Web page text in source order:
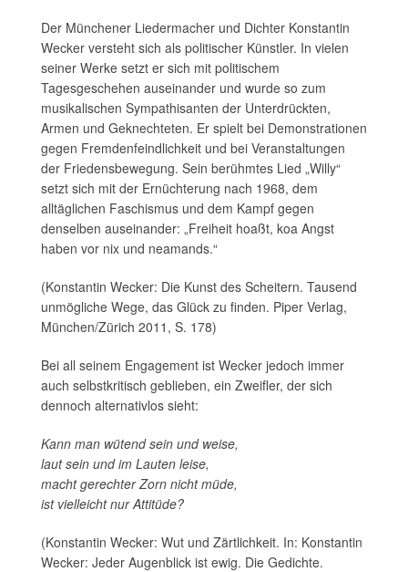
Der Münchener Liedermacher und Dichter Konstantin
Wecker versteht sich als politischer Künstler. In vielen
seiner Werke setzt er sich mit politischem
Tagesgeschehen auseinander und wurde so zum
musikalischen Sympathisanten der Unterdrückten,
Armen und Geknechteten. Er spielt bei Demonstrationen
gegen Fremdenfeindlichkeit und bei Veranstaltungen
der Friedensbewegung. Sein berühmtes Lied „Willy“
setzt sich mit der Ernüchterung nach 1968, dem
alltäglichen Faschismus und dem Kampf gegen
denselben auseinander: „Freiheit hoaßt, koa Angst
haben vor nix und neamands.“
(Konstantin Wecker: Die Kunst des Scheitern. Tausend
unmögliche Wege, das Glück zu finden. Piper Verlag,
München/Zürich 2011, S. 178)
Bei all seinem Engagement ist Wecker jedoch immer
auch selbstkritisch geblieben, ein Zweifler, der sich
dennoch alternativlos sieht:
Kann man wütend sein und weise,
laut sein und im Lauten leise,
macht gerechter Zorn nicht müde,
ist vielleicht nur Attitüde?
(Konstantin Wecker: Wut und Zärtlichkeit. In: Konstantin
Wecker: Jeder Augenblick ist ewig. Die Gedichte.